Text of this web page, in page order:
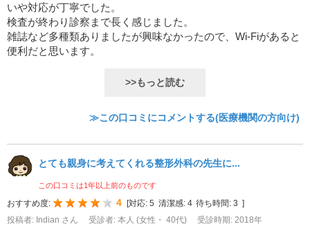
いや対応が丁寧でした。
検査が終わり診察まで長く感じました。
雑誌など多種類ありましたが興味なかったので、Wi-Fiがあると
便利だと思います。
>>もっと読む
≫この口コミにコメントする(医療機関の方向け)
とても親身に考えてくれる整形外科の先生に...
この口コミは1年以上前のものです
おすすめ度: 4 対応: 5 清潔感: 4 待ち時間: 3
投稿者: Indian さん
受診者: 本人 (女性・ 40代) 受診時期: 2018年